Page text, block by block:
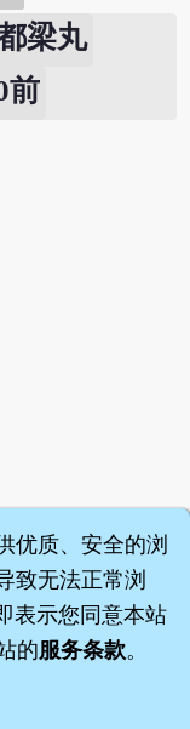
梁丸
前
2026
优质、安全的浏
致无法正常浏
表示您同意本站
的服务条款。